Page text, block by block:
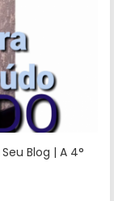
Blog | A 4°